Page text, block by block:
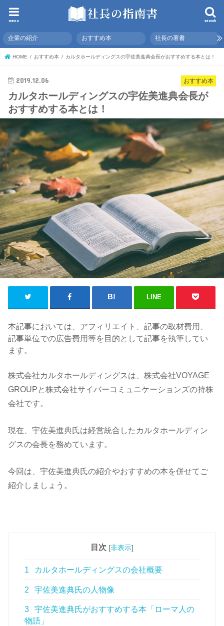
search
menu
企業の紹介 おすすめ本 社長の著書
HOME おすすめ本 カルタホールディングスの宇佐美進典会長がおすすめする本とは！
おすすめ本
2019.12.06
カルタホールディングスの宇佐美進典会長が
おすすめする本とは！
LINE
本記事においては、アフィリエイト、記事の取材費用、
記事単位での広告費用等を目的として記事を執筆してい
ます。
株式会社カルタホールディングスは、株式会社VOYAGE
GROUPと株式会社サイバーコミュニケーションズの持株
会社です。
現在、宇佐美進典氏は経営統合したカルタホールディン
グスの会長を務めています。
今回は、宇佐美進典氏の紹介やおすすめの本を併せてご
紹介しましょう。
目次 [非表示]
1 カルタホールディングスの会社概要
2 宇佐美進典氏の人物像
3
宇佐美進典氏がおすすめする本「ローマ人の
物語」